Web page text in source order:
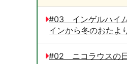
#03 インゲルハイ
インから冬のおたよ
#02 ニコラウスの